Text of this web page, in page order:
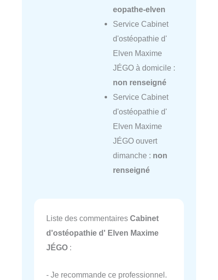
eopathe-elven
Service Cabinet
d'ostéopathie d'
Elven Maxime
JÉGO à domicile :
non renseigné
Service Cabinet
d'ostéopathie d'
Elven Maxime
JÉGO ouvert
dimanche : non
renseigné
Liste des commentaires Cabinet
d'ostéopathie d' Elven Maxime
JÉGO :
- Je recommande ce professionnel.